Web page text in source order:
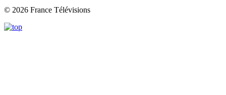
© 2026 France Télévisions